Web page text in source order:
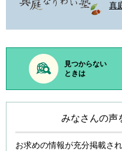
真
見つからない
ときは
みなさんの声
お求めの情報が充分掲載さ